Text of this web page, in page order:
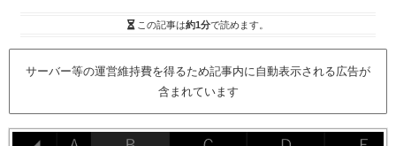
この記事は約1分で読めます。
サーバー等の運営維持費を得るため記事内に自動表示される広告が
含まれています